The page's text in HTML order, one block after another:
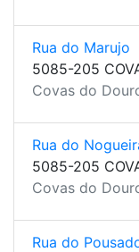
Rua do Marujo
5085-205
Covas do
Rua do
5085-205
Covas do
Rua do